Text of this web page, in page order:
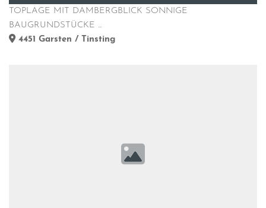
TOPLAGE MIT DAMBERGBLICK SONNIGE
BAUGRUNDSTÜCKE ...
4451 Garsten / Tinsting